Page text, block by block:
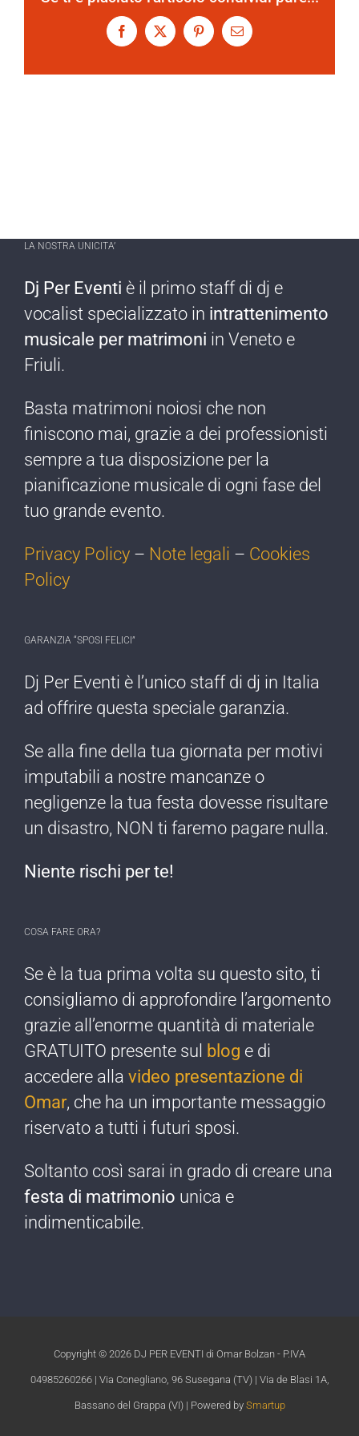
Facebook
X PinterestEmail
LA NOSTRA UNICITA’
Dj Per Eventi è il primo staff di dj e
vocalist specializzato in intrattenimento
musicale per matrimoni in Veneto e
Friuli.
Basta matrimoni noiosi che non
finiscono mai, grazie a dei professionisti
sempre a tua disposizione per la
pianificazione musicale di ogni fase del
tuo grande evento.
Privacy Policy – Note legali – Cookies
Policy
GARANZIA “SPOSI FELICI”
Dj Per Eventi è l’​unico staff di dj ​in Italia
ad offrire ​questa speciale garanzia.
Se alla fine della tua giornata per motivi
imputabili a nostre mancanze o
negligenze ​la tua festa dovesse risultare
un disastro, NON ti faremo pagare nulla​.
Niente rischi per te!​
COSA FARE ORA?
Se è la tua prima ​volta su questo sito, ti
consigliamo di approfondire l’argomento
grazie all’enorme quantità di materiale
GRATUITO presente sul blog e di
accedere alla video presentazione di
Omar, che ha un importante messaggio
riservato a tutti i futuri sposi.
Soltanto così sarai in grado di creare una
festa di matrimonio unica e
indimenticabile.​
Copyright © 2026 DJ PER EVENTI di Omar Bolzan - P.IVA
04985260266 | Via Conegliano, 96 Susegana (TV) | Via de Blasi 1A,
Bassano del Grappa (VI) | Powered by Smartup